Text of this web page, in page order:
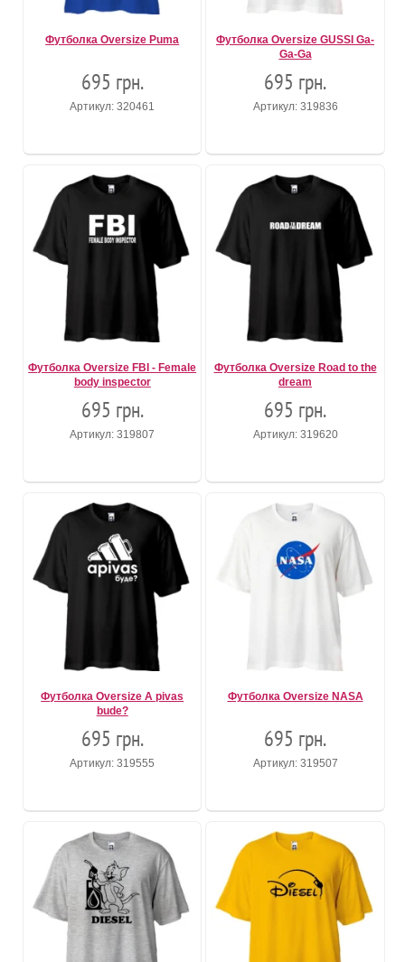
Футболка Oversize Puma
695 грн.
Артикул: 320461
Футболка Oversize GUSSI Ga-
Ga-Ga
695 грн.
Артикул: 319836
Футболка Oversize FBI - Female
body inspector
695 грн.
Артикул: 319807
Футболка Oversize Road to the
dream
695 грн.
Артикул: 319620
Футболка Oversize A pivas
bude?
695 грн.
Артикул: 319555
Футболка Oversize NASA
695 грн.
Артикул: 319507